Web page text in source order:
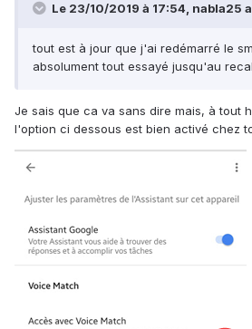
Le 23/10/2019 à 17:54, nabla25
tout est à jour que j'ai redémarré le
absolument tout essayé jusqu'au
Je sais que ca va sans dire mais, à tout
l'option ci dessous est bien activé chez